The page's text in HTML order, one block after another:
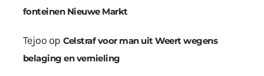
fonteinen Nieuwe Markt
Tejoo op Celstraf voor man uit Weert wegens
belaging en vernieling